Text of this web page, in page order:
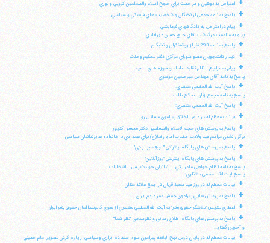
+ اعتراض به توهين و مزاحمت براي حجج اسلام والمسلمين كروبي و نوري
+ پاسخ به نامه جمعي از نخبگان و شخصيت هاي فرهنگي و سياسي
+
پيام در اعتراض به دادگاههاي فرمايشي
پيام به مناسبت درگذشت آقاي حاج حسن مهرآبادي
+ پاسخ به نامه 293 نفر از روشنفكران و نخبگان
+ ديدار دانشجويان عضو شوراي مركزي دفتر تحكيم وحدت
+
پيام به مراجع عظام تقليد، علماء و حوزه هاي علميه
پاسخ به نامه آقاي مهندس ميرحسين موسوي
+
پاسخ آيت الله العظمي منتظري:
پاسخ به نامه مجمع زنان اصلاح طلب
+ پاسخ آيت الله العظمي منتظري:
+ بيانات معظم له در درس اخلاق پيرامون مسائل روز
+
پاسخ به پرسش هاي حجة الاسلام والمسلمين دكتر محسن كديور
برگزار نشدن مراسم عيد ولادت حضرت امام رضا(ع) براي همدردي با خانواده هايزندانيان سياسي
+ پاسخ به پرسش هاي پايگاه اينترنتي "موج سبز آزادي"
+
پاسخ به پرسش هاي پايگاه اينترنتي "روزآنلاين"
پاسخ به نامه تظلم خواهي مادر يكي از زندانيان حوادث پس از انتخابات
پاسخ آيت الله العظمي منتظري:
+ بيانات معظم له در روز عيد سعيد قربان در جمع علاقه مندان
+ پاسخ به پرسش هايي پيرامون جنبش سبز مردم ايران
+ اعطاي تنديس "تلاشگر حقوق بشر" به آيت الله العظمي منتظري از سوي كانونمدافعان حقوق بشر ايران
+
پاسخ به پرسش هاي پايگاه اطلاع رساني و نظرسنجي "نظر شما"
و آخرين گفتار...
+ بيانات معظم له در پايان درس نهج البلاغه پيرامون سوء استفاده ابزاري وسياسي از پاره كردن تصوير امام خميني